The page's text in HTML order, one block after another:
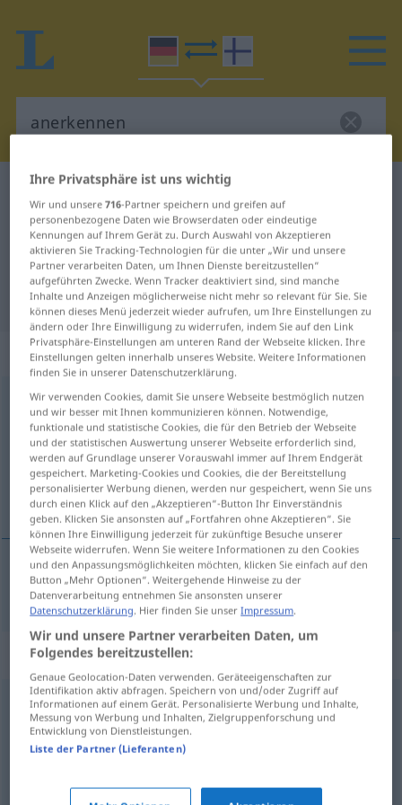
Deutsch-Finnisch Wörterbuch
Deutsch-Finnisch Übersetzung für
"anerkennen"
"anerkennen" Finnisch Übersetzung
„anerkennen“
anerkennen
Übersicht aller Übersetzungen
(Für mehr Details die Übersetzung anklicken/antippen)
arvostaa
arvostaa anerkennen würdigen
Synonyme für "anerkennen"
(strafmildernd) berücksichtigen,einräumen
Ihre Privatsphäre ist uns wichtig
Wir und unsere716-Partner speichern und greifen auf
personenbezogene Daten wie Browserdaten oder eindeutige
Kennungen auf Ihrem Gerät zu. Durch Auswahl von Akzeptieren
aktivieren Sie Tracking-Technologien für die unter „Wir und unsere
Partner verarbeiten Daten, um Ihnen Dienste bereitzustellen“
aufgeführten Zwecke. Wenn Tracker deaktiviert sind, sind manche
Inhalte und Anzeigen möglicherweise nicht mehr so relevant für Sie. Sie
können dieses Menü jederzeit wieder aufrufen, um Ihre Einstellungen zu
ändern oder Ihre Einwilligung zu widerrufen, indem Sie auf den Link
Privatsphäre-Einstellungen am unteren Rand der Webseite klicken. Ihre
Einstellungen gelten innerhalb unseres Website. Weitere Informationen
finden Sie in unserer Datenschutzerklärung.
Wir verwenden Cookies, damit Sie unsere Webseite bestmöglich nutzen
und wir besser mit Ihnen kommunizieren können. Notwendige,
funktionale und statistische Cookies, die für den Betrieb der Webseite
und der statistischen Auswertung unserer Webseite erforderlich sind,
werden auf Grundlage unserer Vorauswahl immer auf Ihrem Endgerät
gespeichert. Marketing-Cookies und Cookies, die der Bereitstellung
personalisierter Werbung dienen, werden nur gespeichert, wenn Sie uns
durch einen Klick auf den „Akzeptieren“-Button Ihr Einverständnis
geben. Klicken Sie ansonsten auf „Fortfahren ohne Akzeptieren“. Sie
können Ihre Einwilligung jederzeit für zukünftige Besuche unserer
Webseite widerrufen. Wenn Sie weitere Informationen zu den Cookies
und den Anpassungsmöglichkeiten möchten, klicken Sie einfach auf den
Button „Mehr Optionen“. Weitergehende Hinweise zu der
Datenverarbeitung entnehmen Sie ansonsten unserer
Datenschutzerklärung. Hier finden Sie unserImpressum.
Wir und unsere Partner verarbeiten Daten, um
Folgendes bereitzustellen:
Genaue Geolocation-Daten verwenden. Geräteeigenschaften zur
Identifikation aktiv abfragen. Speichern von und/oder Zugriff auf
Informationen auf einem Gerät. Personalisierte Werbung und Inhalte,
Messung von Werbung und Inhalten, Zielgruppenforschung und
Entwicklung von Dienstleistungen.
Liste der Partner (Lieferanten)